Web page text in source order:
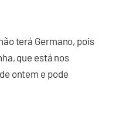
terá Germano, pois
que está nos
ontem e pode